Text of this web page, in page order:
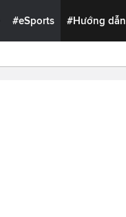
#eSports #Hướng dẫn